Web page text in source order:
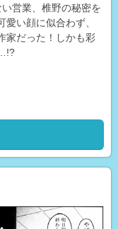
営業、椎野の秘密を
い顔に似合わず、
家だった！しかも彩